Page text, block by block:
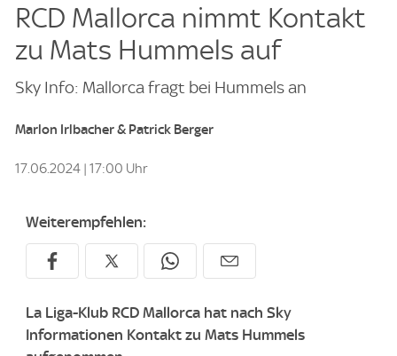
RCD Mallorca nimmt Kontakt
zu Mats Hummels auf
Sky Info: Mallorca fragt bei Hummels an
Marlon Irlbacher & Patrick Berger
17.06.2024 | 17:00 Uhr
Weiterempfehlen:
La Liga-Klub RCD Mallorca hat nach Sky
Informationen Kontakt zu Mats Hummels